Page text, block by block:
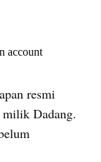
resmi
milik Dadang.